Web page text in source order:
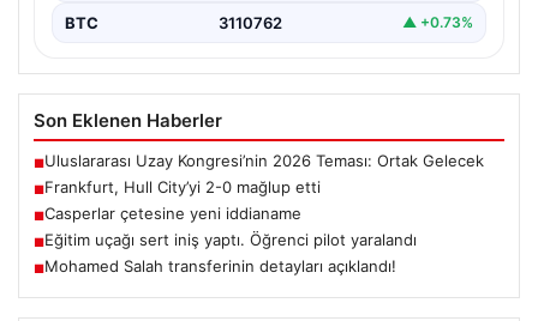
BTC 3110762 ▲ +0.73%
Son Eklenen Haberler
■Uluslararası Uzay Kongresi’nin 2026 Teması: Ortak Gelecek
■Frankfurt, Hull City’yi 2-0 mağlup etti
■Casperlar çetesine yeni iddianame
■Eğitim uçağı sert iniş yaptı. Öğrenci pilot yaralandı
■Mohamed Salah transferinin detayları açıklandı!